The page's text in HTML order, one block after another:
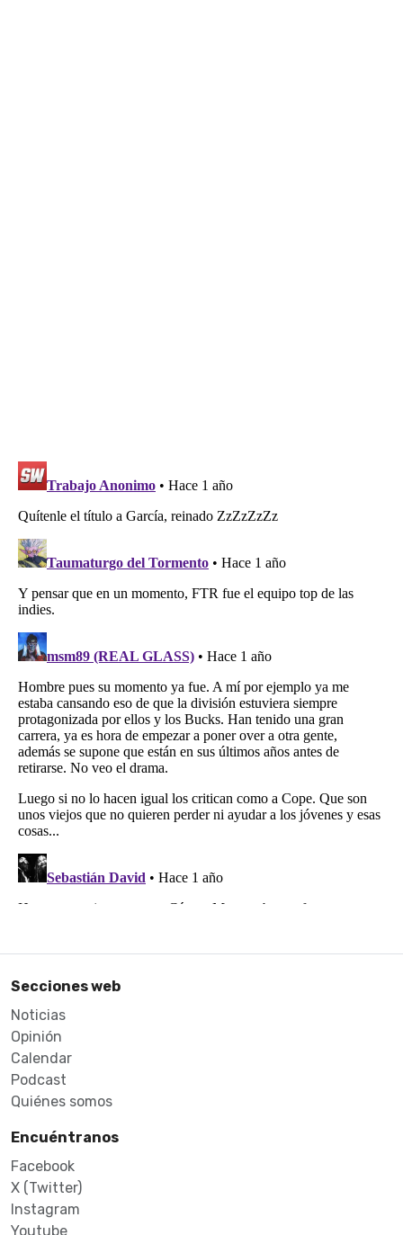
Secciones web
Noticias
Opinión
Calendar
Podcast
Quiénes somos
Encuéntranos
Facebook
X (Twitter)
Instagram
Youtube